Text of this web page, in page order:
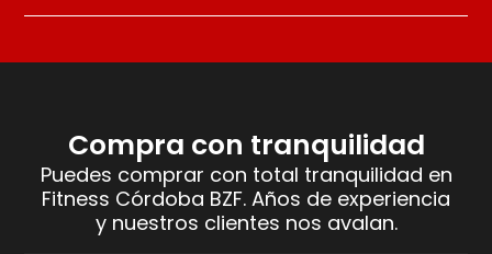
Compra con tranquilidad
Puedes comprar con total tranquilidad en
Fitness Córdoba BZF. Años de experiencia
y nuestros clientes nos avalan.